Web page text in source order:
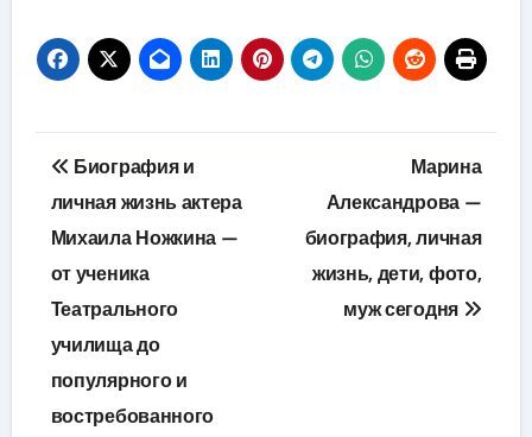
Навигация
по
записям
Биография и
личная жизнь актера
Михаила Ножкина —
от ученика
Театрального
училища до
популярного и
востребованного
Марина
Александрова —
биография, личная
жизнь, дети, фото,
муж сегодня